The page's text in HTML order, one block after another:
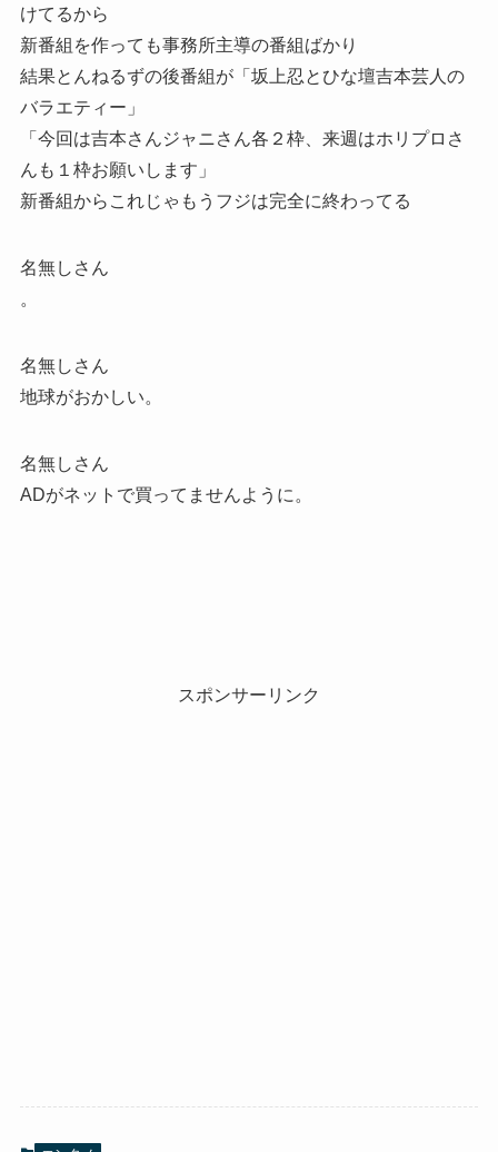
けてるから
新番組を作っても事務所主導の番組ばかり
結果とんねるずの後番組が「坂上忍とひな壇吉本芸人の
バラエティー」
「今回は吉本さんジャニさん各２枠、来週はホリプロさ
んも１枠お願いします」
新番組からこれじゃもうフジは完全に終わってる
名無しさん
。
名無しさん
地球がおかしい。
名無しさん
ADがネットで買ってませんように。
スポンサーリンク